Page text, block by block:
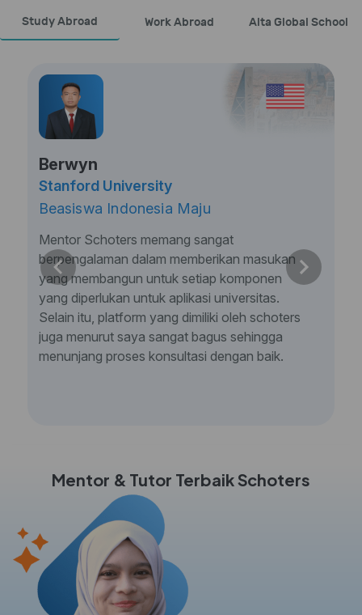
Study Abroad Work Abroad Alta Global School
Berwyn
Stanford University
Beasiswa Indonesia Maju
Mentor Schoters memang sangat
berpengalaman dalam memberikan masukan
yang membangun untuk setiap komponen
yang diperlukan untuk aplikasi universitas.
Selain itu, platform yang dimiliki oleh schoters
juga menurut saya sangat bagus sehingga
menunjang proses konsultasi dengan baik.
Mentor & Tutor Terbaik Schoters